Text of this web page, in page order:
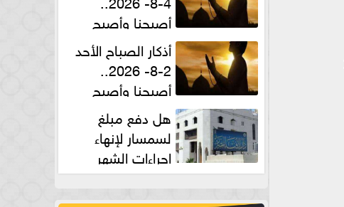
أصبحنا وأصبح
الملك لله والحمد للهأذكار الصباح الأحد
2-8- 2026..
أصبحنا وأصبح
الملك لله والحمد للههل دفع مبلغ
لسمسار لإنهاء
إجراءات الشهر
العقارى حلال؟.. أمين الفتوى يجيب